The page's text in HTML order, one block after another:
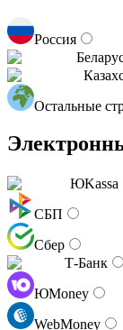
Россия
Остальные
ЮKassa
СБП
Сбер
Т-Банк
ЮMoney
WebMoney